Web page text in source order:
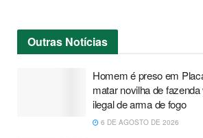
Outras Notícias
Homem é preso em
matar novilha de
ilegal de arma de fogo
6 DE AGOSTO DE 2026